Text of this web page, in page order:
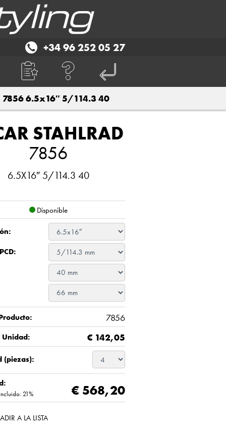
+34 96 252 05 27
7856 6.5x16″ 5/114.3 40
STAHLRAD
7856
6.5X16″ 5/114.3 40
Disponible
7856
€ 142,05
(piezas):
21% € 568,20
A LA LISTA